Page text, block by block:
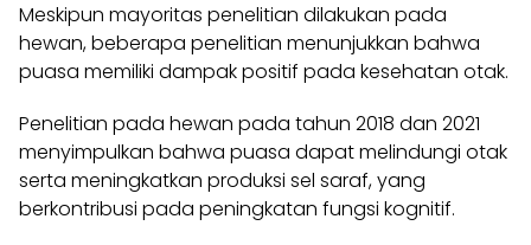
Meskipun mayoritas penelitian dilakukan pada
hewan, beberapa penelitian menunjukkan bahwa
puasa memiliki dampak positif pada kesehatan otak.
Penelitian pada hewan pada tahun 2018 dan 2021
menyimpulkan bahwa puasa dapat melindungi otak
serta meningkatkan produksi sel saraf, yang
berkontribusi pada peningkatan fungsi kognitif.